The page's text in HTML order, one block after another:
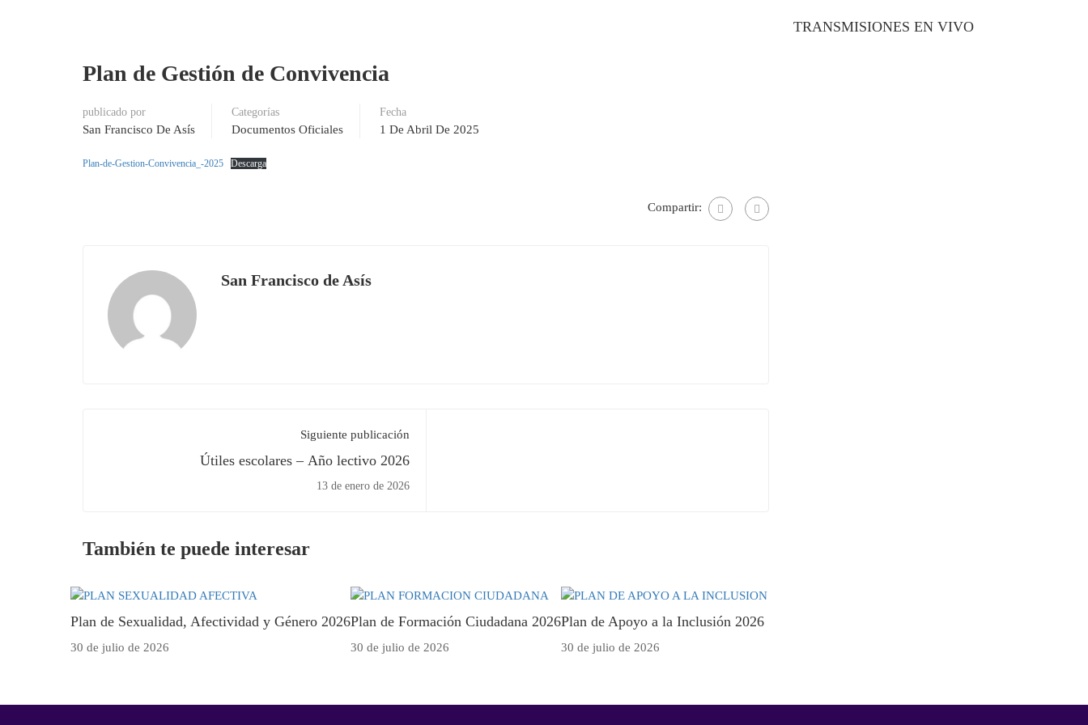
Plan de Gestión de Convivencia
publicado por
San Francisco De Asís
Categorías
Documentos Oficiales
Fecha
1 De Abril De 2025
Plan-de-Gestion-Convivencia_-2025 Descarga
Compartir:
San Francisco de Asís
Siguiente publicación
Útiles escolares – Año lectivo 2026
13 de enero de 2026
También te puede interesar
Plan de Sexualidad, Afectividad y Género 2026
30 de julio de 2026
Plan de Formación Ciudadana 2026
30 de julio de 2026
Plan de Apoyo a la Inclusión 2026
30 de julio de 2026
TRANSMISIONES EN VIVO